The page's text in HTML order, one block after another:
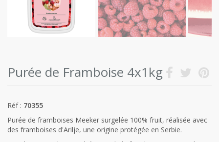
Purée de Framboise 4x1kg
Réf : 70355
Purée de framboises Meeker surgelée 100% fruit, réalisée avec
des framboises d'Arilje, une origine protégée en Serbie.